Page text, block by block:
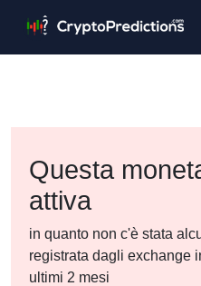
Questa
attiva
in quanto non c'è stata
registrata dagli exchange
ultimi 2 mesi